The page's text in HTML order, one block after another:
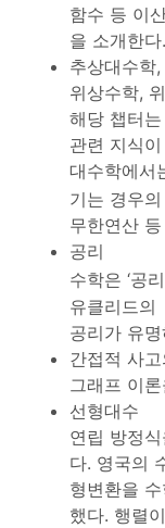
함수 등 이
을 소개한다.
추상대수학
위상수학,
해당 챕터
관련 지식
대수학에서
기는 경우
무한연산
공리
수학은 ‘공
유클리드의
공리가 유
간접적 사
그래프 이
선형대수
연립 방정
다. 영국의
형변환을
했다. 행렬